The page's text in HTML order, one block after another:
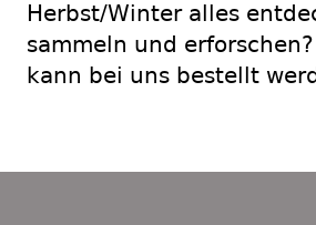
Herbst/Winter alles
sammeln und
kann bei uns bestellt